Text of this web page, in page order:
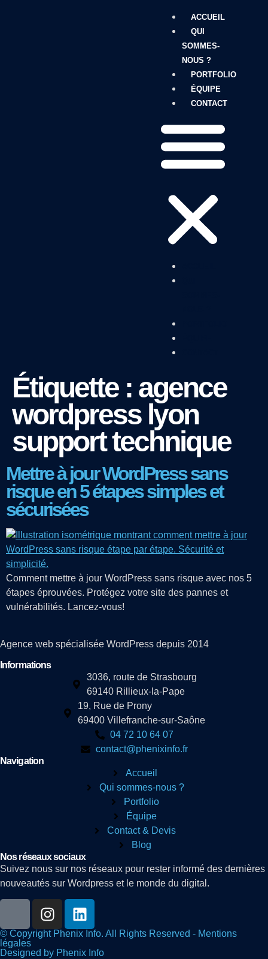
ACCUEIL
QUI
SOMMES-
NOUS ?
PORTFOLIO
ÉQUIPE
CONTACT
Étiquette : agence
wordpress lyon
support technique
Mettre à jour WordPress sans
risque en 5 étapes simples et
sécurisées
Comment mettre à jour WordPress sans risque avec nos 5
étapes éprouvées. Protégez votre site des pannes et
vulnérabilités. Lancez-vous!
Agence web spécialisée WordPress depuis 2014
Informations
3036, route de Strasbourg
69140 Rillieux-la-Pape
19, Rue de Prony
69400 Villefranche-sur-Saône
04 72 10 64 07
contact@phenixinfo.fr
Navigation
Accueil
Qui sommes-nous ?
Portfolio
Équipe
Contact & Devis
Blog
Nos réseaux sociaux
Suivez nous sur nos réseaux pour rester informé des dernières
nouveautés sur Wordpress et le monde du digital.
© Copyright Phenix Info. All Rights Reserved - Mentions
légales
Designed by Phenix Info